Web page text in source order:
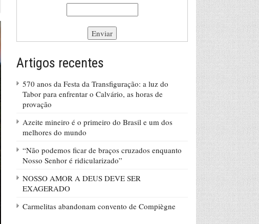
Artigos recentes
570 anos da Festa da Transfiguração: a luz do
Tabor para enfrentar o Calvário, as horas de
provação
Azeite mineiro é o primeiro do Brasil e um dos
melhores do mundo
“Não podemos ficar de braços cruzados enquanto
Nosso Senhor é ridicularizado”
NOSSO AMOR A DEUS DEVE SER
EXAGERADO
Carmelitas abandonam convento de Compiègne